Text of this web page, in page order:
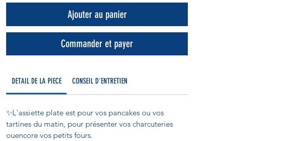
Ajouter au panier
Commander et payer
DETAIL DE LA PIECE CONSEIL D'ENTRETIEN
✨L'assiette plate est pour vos pancakes ou vos
tartines du matin, pour présenter vos charcuteries
ouencore vos petits fours.